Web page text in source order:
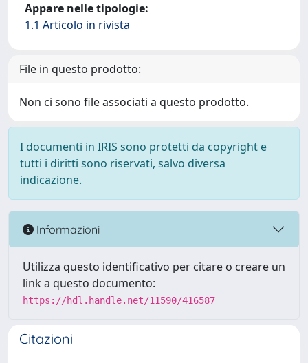
Appare nelle tipologie:
1.1 Articolo in rivista
File in questo prodotto:
Non ci sono file associati a questo prodotto.
I documenti in IRIS sono protetti da copyright e
tutti i diritti sono riservati, salvo diversa
indicazione.
Informazioni
Utilizza questo identificativo per citare o creare un
link a questo documento:
https://hdl.handle.net/11590/416587
Citazioni